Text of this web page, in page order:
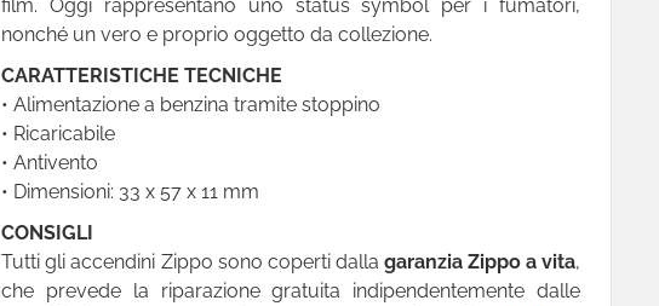
film. Oggi rappresentano uno status symbol per i fumatori,
nonché un vero e proprio oggetto da collezione.
CARATTERISTICHE TECNICHE
• Alimentazione a benzina tramite stoppino
• Ricaricabile
• Antivento
• Dimensioni: 33 x 57 x 11 mm
CONSIGLI
Tutti gli accendini Zippo sono coperti dalla garanzia Zippo a vita,
che prevede la riparazione gratuita indipendentemente dalle